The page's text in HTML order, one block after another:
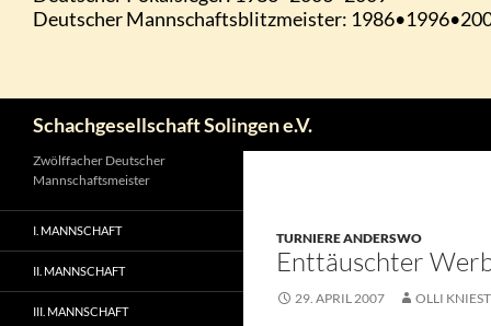
Schachgesellschaft Solingen e.V.
TURNIERE ANDERSWO
Enttäuschter
29. APRIL 2007 OLLI KNIEST
Zwölffacher Deutscher
Mannschaftsmeister
I. MANNSCHAFT
II. MANNSCHAFT
III. MANNSCHAFT